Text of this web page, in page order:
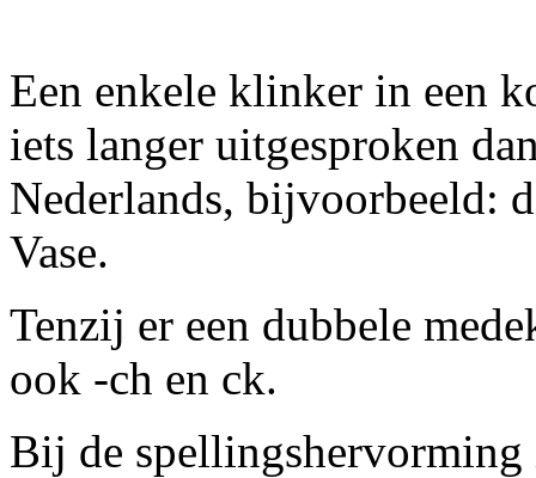
Een enkele klinker in een
iets langer uitgesproken
Nederlands, bijvoorbeeld:
Vase.
Tenzij er een dubbele
ook -ch en ck.
Bij de